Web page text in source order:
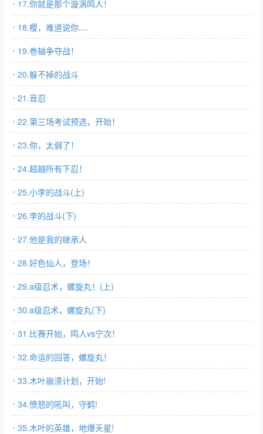
17.你就是那个漩涡鸣人！
18.樱，难道说你....
19.卷轴争夺战！
20.躲不掉的战斗
21.音忍
22.第三场考试预选，开始！
23.你，太弱了！
24.超越所有下忍！
25.小李的战斗(上)
26.李的战斗(下)
27.他是我的继承人
28.好色仙人，登场！
29.a级忍术，螺旋丸！(上)
30.a级忍术，螺旋丸(下)
31.比赛开始，鸣人vs宁次！
32.命运的回答，螺旋丸！
33.木叶崩溃计划，开始!
34.愤怒的吼叫，守鹤!
35.木叶的英雄，地爆天星!